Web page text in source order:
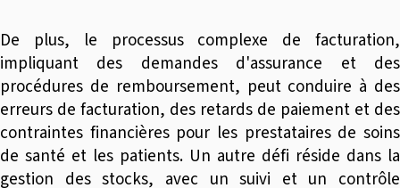
De plus, le processus complexe de facturation,
impliquant des demandes d'assurance et des
procédures de remboursement, peut conduire à des
erreurs de facturation, des retards de paiement et des
contraintes financières pour les prestataires de soins
de santé et les patients. Un autre défi réside dans la
gestion des stocks, avec un suivi et un contrôle